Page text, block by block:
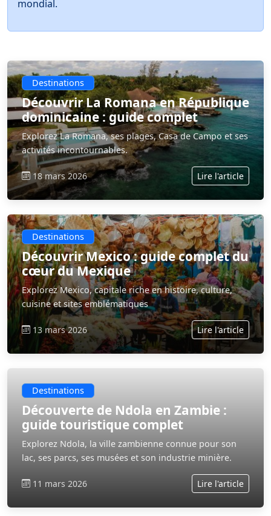
mondial.
Destinations
Découvrir La Romana en République
dominicaine : guide complet
Explorez La Romana, ses plages, Casa de Campo et ses
activités incontournables.
18 mars 2026 Lire l'article
Destinations
Découvrir Mexico : guide complet du
cœur du Mexique
Explorez Mexico, capitale riche en histoire, culture,
cuisine et sites emblématiques
13 mars 2026 Lire l'article
Destinations
Découverte de Ndola en Zambie :
guide touristique complet
Explorez Ndola, la ville zambienne connue pour son
lac, ses parcs, ses musées et son industrie minière.
11 mars 2026 Lire l'article